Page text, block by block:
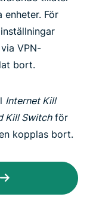
För
VPN-
bort.
Internet Kill
Kill Switchför
kopplas bort.